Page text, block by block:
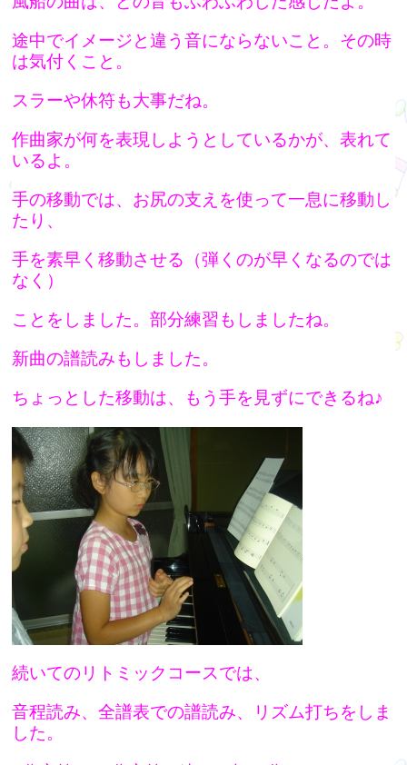
途中でイメージと違う音にならないこと。その時
は気付くこと。
スラーや休符も大事だね。
作曲家が何を表現しようとしているかが、表れて
いるよ。
手の移動では、お尻の支えを使って一息に移動し
たり、
手を素早く移動させる（弾くのが早くなるのでは
なく）
ことをしました。部分練習もしましたね。
新曲の譜読みもしました。
ちょっとした移動は、もう手を見ずにできるね♪
続いてのリトミックコースでは、
音程読み、全譜表での譜読み、リズム打ちをしま
した。